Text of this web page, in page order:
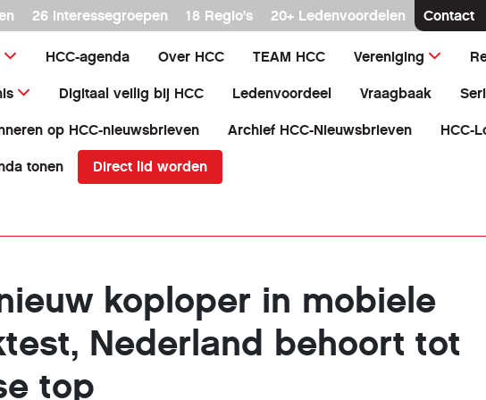
26 interessegroepen 18 Regio's 20+ Ledenvoordelen Contact
HCC-agenda Over HCC TEAM HCC Vereniging
Digitaal veilig bij HCC Ledenvoordeel Vraagbaak
op HCC-nieuwsbrieven Archief HCC-Nieuwsbrieven HCC-
tonen Direct lid worden
koploper in mobiele
Nederland behoort tot
top